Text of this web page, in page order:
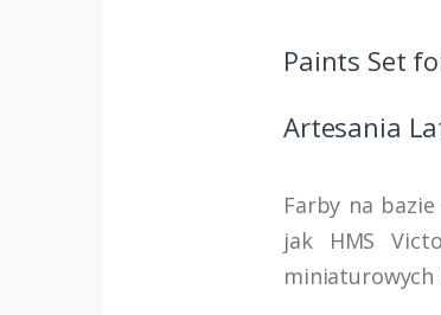
Paints Set
Artesania
Farby na
jak HMS
miniaturowych